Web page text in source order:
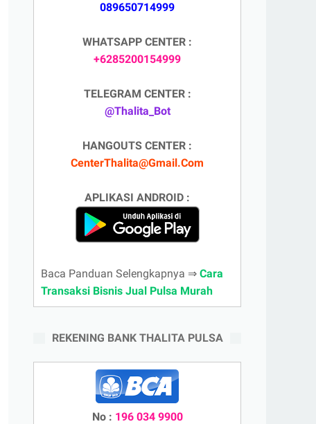
089650714999
WHATSAPP CENTER :
+6285200154999
TELEGRAM CENTER :
@Thalita_Bot
HANGOUTS CENTER :
CenterThalita@Gmail.Com
APLIKASI ANDROID :
Baca Panduan Selengkapnya ⇒ Cara
Transaksi Bisnis Jual Pulsa Murah
REKENING BANK THALITA PULSA
No : 196 034 9900